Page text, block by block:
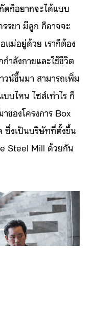
ดก็อยากจะได้แบบ
รยา มีลูก ก็อาจจะ
ม่อยู่ด้วย เราก็ต้อง
ำลังกายและใช้ชีวิต
วน์ขึ้นมา สามารถเพิ่ม
บไหน ไซส์เท่าไร ก็
ของโครงการ Box
ซึ่งเป็นบริษัทที่ตั้งขึ้น
Steel Mill ด้วยกัน